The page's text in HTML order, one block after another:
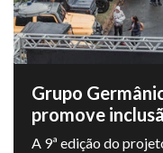
Grupo
promove
A 9ª edição do